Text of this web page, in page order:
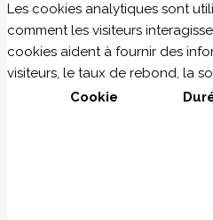
Les cookies analytiques sont
comment les visiteurs
cookies aident à fournir des
visiteurs, le taux de rebond, la
Cookie